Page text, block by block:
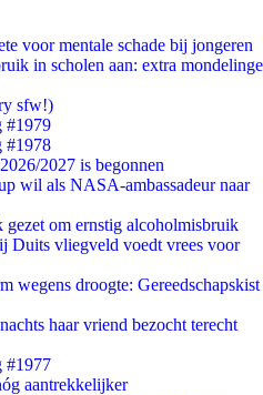
voor mentale schade bij jongeren
in scholen aan: extra mondelinge
sfw!)
#1979
#1978
2027 is begonnen
wil als NASA-ambassadeur naar
om ernstig alcoholmisbruik
Duits vliegveld voedt vrees voor
wegens droogte: Gereedschapskist
haar vriend bezocht terecht
#1977
aantrekkelijker